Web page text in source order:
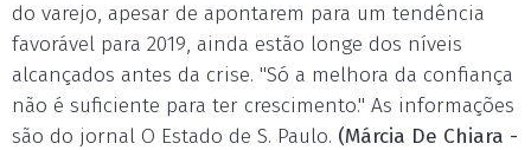
do varejo, apesar de apontarem para um tendência
favorável para 2019, ainda estão longe dos níveis
alcançados antes da crise. "Só a melhora da confiança
não é suficiente para ter crescimento." As informações
são do jornal O Estado de S. Paulo. (Márcia De Chiara -